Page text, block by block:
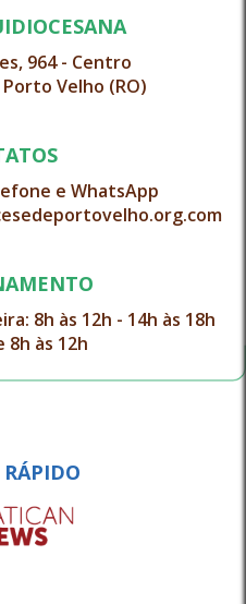
964 - Centro
Porto Velho (RO)
e WhatsApp
8h às 12h - 14h às 18h
8h às 12h
RÁPIDO